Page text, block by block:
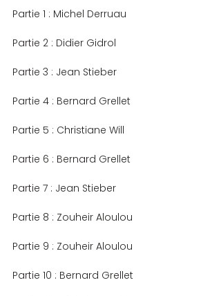
Partie 1 : Michel Derruau
Partie 2 : Didier Gidrol
Partie 3 : Jean Stieber
Partie 4 : Bernard Grellet
Partie 5 : Christiane Will
Partie 6 : Bernard Grellet
Partie 7 : Jean Stieber
Partie 8 : Zouheir Aloulou
Partie 9 : Zouheir Aloulou
Partie 10 : Bernard Grellet